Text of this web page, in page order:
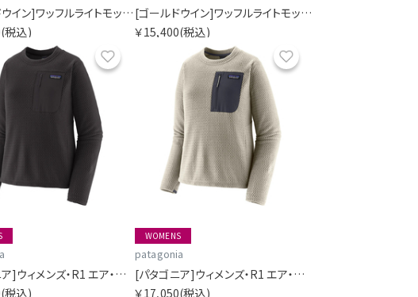
[ゴールドウイン]ワッフルライトモックネックロングスリーブティーシャツ
(税込)
[ゴールドウイン]ワッフルライトモックネックロングスリーブティーシャツ
￥15,400(税込)
[パタゴニア]ウィメンズ・R1 エア・クルー
(税込)
WOMENS
patagonia
[パタゴニア]ウィメンズ・R1 エア・クルー
￥17,050(税込)